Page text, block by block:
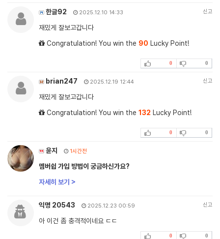
한글92 2025.12.10 14:33 신고
재밌게 잘보고갑니다
Congratulation! You win the 90 Lucky Point!
0 0
brian247 2025.12.19 12:44 신고
재밌게 잘보고갑니다
Congratulation! You win the 132 Lucky Point!
0 0
윤지 1시간전
멤버쉽 가입 방법이 궁금하신가요?
자세히 보기 >
익명 20543 2025.12.23 00:59 신고
아 이건 좀 충격적이네요 ㄷㄷ
0 0